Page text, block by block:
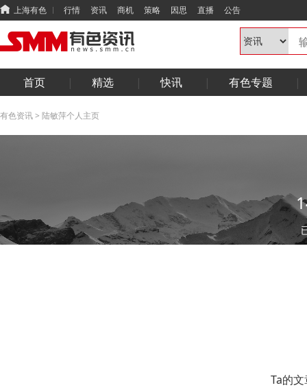
上海有色 行情 资讯 商机 策略 因思 直播 公告
首页 精选 快讯 有色专题
有色资讯> 陆敏萍个人主页
Ta的